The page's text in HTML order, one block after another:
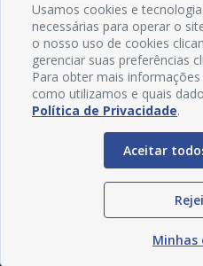
Redes
Usamos cookies e
necessárias para operar o
o nosso uso de cookies
gerenciar suas preferências
Para obter mais
como utilizamos e quais
Política de Privacidade.
Aceitar
Minhas